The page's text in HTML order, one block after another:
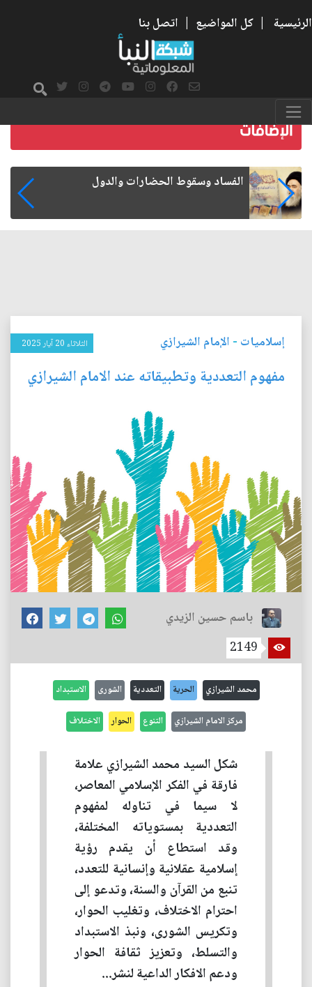
الرئيسية | كل المواضيع | اتصل بنا
رواتب الموظفين على صفيح ساخن
إسلاميات - الإمام الشيرازي الثلاثاء 20 آيار 2025
مفهوم التعددية وتطبيقاته عند الامام الشيرازي
باسم حسين الزيدي
2149
محمد الشيرازي الحرية التعددية الشورى الاستبداد
مركز الامام الشيرازي التنوع الحوار الاختلاف
شكل السيد محمد الشيرازي علامة
فارقة في الفكر الإسلامي المعاصر،
لا سيما في تناوله لمفهوم
التعددية بمستوياته المختلفة،
وقد استطاع أن يقدم رؤية
إسلامية عقلانية وإنسانية للتعدد،
تنبع من القرآن والسنة، وتدعو إلى
احترام الاختلاف، وتغليب الحوار،
وتكريس الشورى، ونبذ الاستبداد
والتسلط، وتعزيز ثقافة الحوار
ودعم الافكار الداعية لنشر...